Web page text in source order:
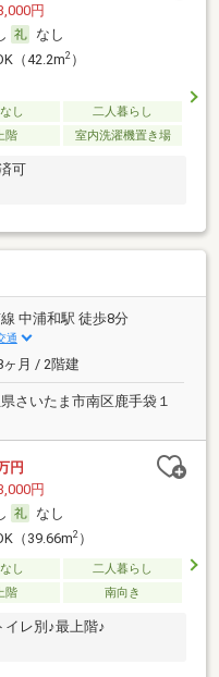
円
なし
（42.2m2）
し
二人暮らし
階 室内洗濯機置き場
可
中浦和駅 徒歩8分
通
月 / 2階建
さいたま市南区鹿手袋１
円
円
なし
（39.66m2）
し
二人暮らし
階 南向き
イレ別♪最上階♪